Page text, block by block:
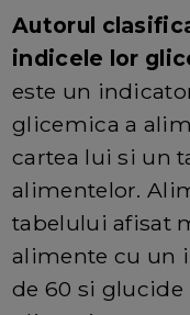
Autorul
indicele lor
este un
glicemica a
cartea lui si un
alimentelor.
tabelului afisat
alimente cu un
de 60 si